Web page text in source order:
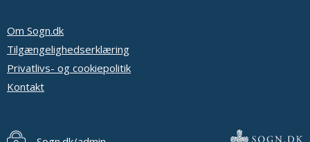
Om Sogn.dk
Tilgængelighedserklæring
Privatlivs- og cookiepolitik
Kontakt